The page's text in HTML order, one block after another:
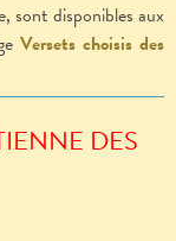
sont disponibles aux
Versets choisis des
DES